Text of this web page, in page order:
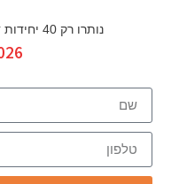
נותרו רק 40 יחידות דיור מתוך 100 נכון לתאריך: